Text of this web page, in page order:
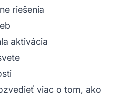
riešenia
aktivácia
viac o tom, ako